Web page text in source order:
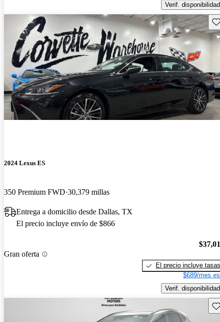
Verif. disponibilidad
2024 Lexus ES
350 Premium FWD 30,379 millas
Entrega a domicilio desde Dallas, TX
El precio incluye envío de $866
Gran oferta
El precio incluye tasas
$689/mes
Verif. disponibilidad